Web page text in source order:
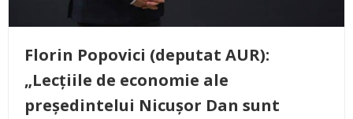
Florin Popovici (deputat AUR):
„Lecțiile de economie ale
președintelui Nicușor Dan sunt